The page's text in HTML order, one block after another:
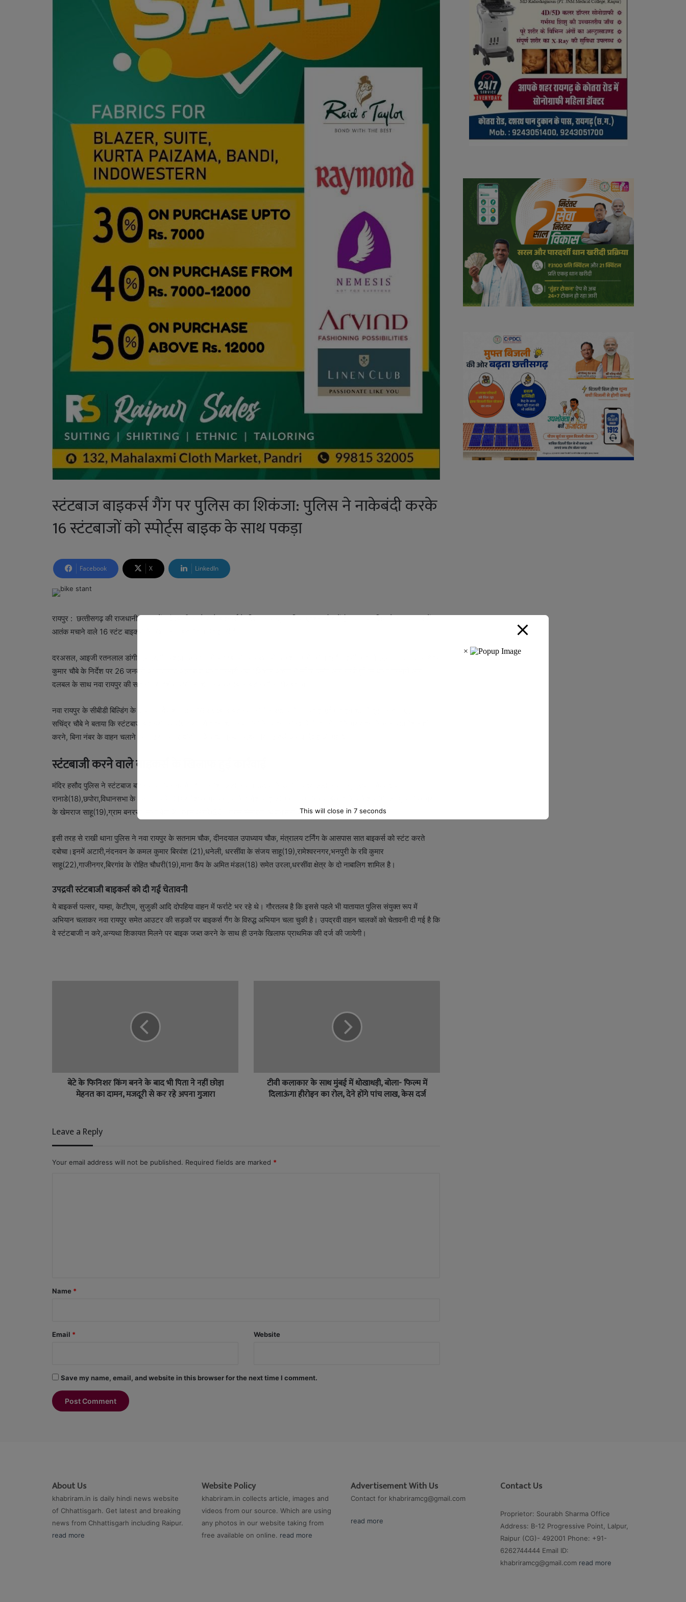
स्टंटबाज बाइकर्स गैंग पर पुलिस का शिकंजा: पुलिस ने नाकेबंदी करके
16 स्टंटबाजों को स्पोर्ट्स बाइक के साथ पकड़ा
Facebook X LinkedIn
रायपुर : छत्‍तीसगढ़ की राजधानी रायपुर में स्टंटबाजी करने वाले बाइकर्स के खिलाफ रायपुर पुलिस एक्‍शन मोड में है। रायपुर पुलिस ने नया रायपुर में
आतंक मचाने वाले 16 स्टंट बाइकर्स के खिलाफ ताबड़तोड़ कार्रवाई की है।
दरअसल, आइजी रतनलाल डांगी, एसएसपी प्रशांत अग्रवाल ने स्टंटबाजों पर सख्ती से अंकुश लगाने को कहा है। इसी कड़ी में एएसपी यातायात सचिंद्र
कुमार चौबे के निर्देश पर 26 जनवरी को यातायात कायाबांधा थाना प्रभारी नवल किशोर कश्यप ने मंदिर हसौद और राखी पुलिस थाना प्रभारी और
दलबल के साथ नवा रायपुर की सड़कों पर विशेष अभियान चलाकर स्टंटबाज बाइकर्सों की घेराबंदी की।
नवा रायपुर के सीबीडी बिल्डिंग के आसपास देर शाम तक 16 स्टंटबाज बाइकर्स को तेज रफ्तार में लापरवाही पूर्वक वाहन चलाते हुए पकड़ा। एएसपी
सचिंद्र चौबे ने बताया कि स्टंटबाज बाइकर्स असुरक्षित रूप से वाहन चलाकर लोगों के जीवन को खतरे में डालने, मौके पर वाहन के कागजात पेश नहीं
करने, बिना नंबर के वाहन चलाने पर मोटर यान अधिनियम के तहत प्रथम सूचना रिपोर्ट दर्ज कर कार्रवाई की गई है।
स्टंटबाजी करने वाले बाइकर्स के खिलाफ हुई कार्रवाई
मंदिर हसौद पुलिस ने स्टंटबाज बाइकर्स संतोषीनगर के विमल जोशी(22), ग्राम अटारी के अमित यादव(28), ग्राम गुमा,उरला के संदीप
रानाडे(18),छपोरा,विधानसभा के तरूण मंजारे(31),रामेश्वरनगर,भनपुरी के धनेश साहू(20),न्यू प्रगतिनगर,बिरगांव के राकेश लोधी(20), संतोषीनगर
के खेमराज साहू(19),ग्राम बनरसी, माना कैंप के अनस ओगरे(20), ग्राम सेमरिया, विधानसभा के मोहम्मद रिजवान(18) को पकड़ा।
इसी तरह से राखी थाना पुलिस ने नवा रायपुर के सतनाम चौक, दीनदयाल उपाध्याय चौक, मंत्रालय टर्निंग के आसपास सात बाइकर्स को स्टंट करते
दबोचा।इनमें अटारी,नंदनवन के कमल कुमार बिरवंश (21),धनेली, धरसींवा के ⁠संजय साहू(19),रामेश्वरनगर,भनपुरी के रवि कुमार
साहू(22),गाजीनगर,बिरगांव के रोहित चौधरी(19),माना कैंप के अमित मंडल(18) समेत उरला,धरसींवा क्षेत्र के दो नाबालिग शामिल है।
उपद्रवी स्टंटबाजी बाइकर्स को दी गई चेतावनी
ये बाइकर्स पल्सर, याम्हा, केटीएम, सुजुकी आदि दोपहिया वाहन में फर्राटे भर रहे थे। गौरतलब है कि इससे पहले भी यातायात पुलिस संयुक्त रूप में
अभियान चलाकर नवा रायपुर समेत आउटर की सड़कों पर बाइकर्स गैंग के विरुद्ध अभियान चला चुकी है। उपद्रवी वाहन चालकों को चेतावनी दी गई है कि
वे स्टंटबाजी न करे,अन्यथा शिकायत मिलने पर बाइक जब्त करने के साथ ही उनके खिलाफ प्राथमिक की दर्ज की जायेगी।
बेटे के फिनिशर किंग बनने के बाद भी पिता ने नहीं छोड़ा
मेहनत का दामन, मजदूरी से कर रहे अपना गुजारा
टीवी कलाकार के साथ मुंबई में धोखाधड़ी, बोला- फिल्म में
दिलाऊंगा हीरोइन का रोल, देने होंगे पांच लाख, केस दर्ज
Leave a Reply
Your email address will not be published. Required fields are marked *
*
Name *
Email * Website
Save my name, email, and website in this browser for the next time I comment.
About Us
khabriram.in is daily hindi news website
of Chhattisgarh. Get latest and breaking
news from Chhattisgarh including Raipur.
read more
Website Policy
khabriram.in collects article, images and
videos from our source. Which are using
any photos in our website taking from
free available on online. read more
Advertisement With Us
Contact for khabriramcg@gmail.com
read more
Contact Us
Proprietor: Sourabh Sharma Office
Address: B-12 Progressive Point, Lalpur,
Raipur (CG)- 492001 Phone: +91-
6262744444 Email ID:
khabriramcg@gmail.com read more
This will close in 5 seconds